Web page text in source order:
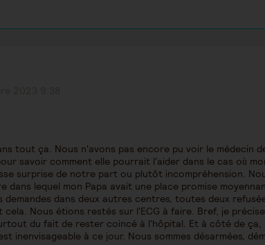
tout ça. Nous n'avons pas encore pu voir le médecin
savoir comment elle pourrait l'aider dans le cas où
surprise de notre part ou plutôt incompréhension.
dans lequel mon Papa avait une place promise
dans deux autres centres, toutes deux
cela. Nous étions restés sur l'ECG à faire. Bref, je
du fait de rester coincé à l'hôpital. Et à côté de
inenvisageable à ce jour. Nous sommes désarmées,